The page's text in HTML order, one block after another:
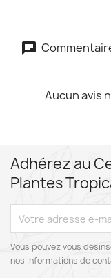
Aucun avis
Adhérez au
Plantes
Vous pouvez vous
nos informations de